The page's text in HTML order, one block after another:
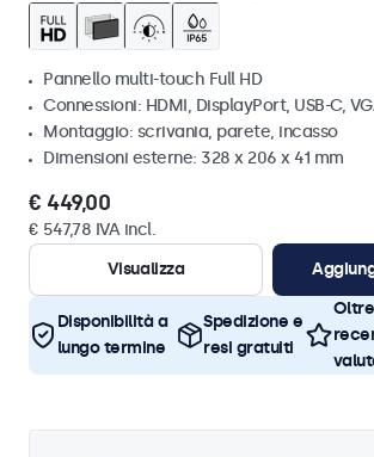
Pannello multi-touch Full HD
Connessioni: HDMI, DisplayPort, USB-C,
Montaggio: scrivania, parete, incasso
Dimensioni esterne: 328 x 206 x 41 mm
€ 449,00
€ 547,78 IVA incl.
Visualizza
Disponibilità a
lungo termine
Spedizione e
resi gratuiti